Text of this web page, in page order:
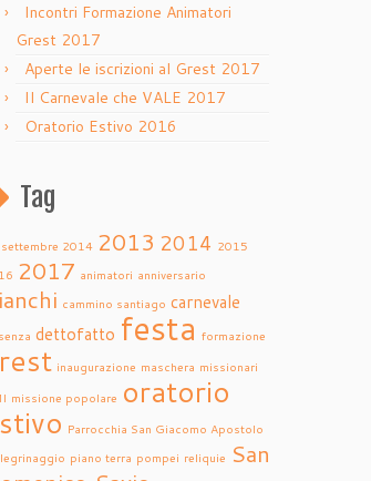
Incontri Formazione Animatori
Grest 2017
Aperte le iscrizioni al Grest 2017
Il Carnevale che VALE 2017
Oratorio Estivo 2016
Tag
2014 2013 2014 2015
2017 animatori anniversario
cammino santiago carnevale
dettofatto festa formazione
inaugurazione maschera missionari
missione popolare oratorio
Parrocchia San Giacomo Apostolo
piano terra pompei reliquie San